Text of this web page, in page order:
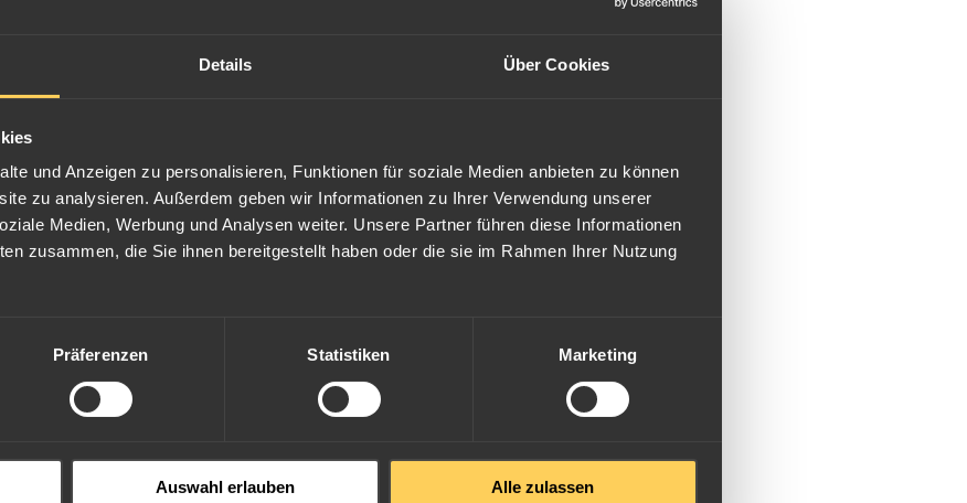
Details Über Cookies
und Anzeigen zu personalisieren, Funktionen für soziale Medien anbieten zu können
zu analysieren. Außerdem geben wir Informationen zu Ihrer Verwendung unserer
Medien, Werbung und Analysen weiter. Unsere Partner führen diese Informationen
zusammen, die Sie ihnen bereitgestellt haben oder die sie im Rahmen Ihrer Nutzung
Präferenzen Statistiken Marketing
Auswahl erlauben Alle zulassen